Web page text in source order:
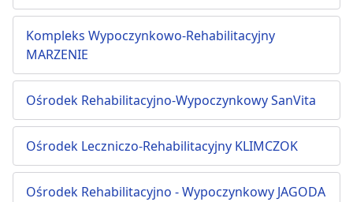
Kompleks Wypoczynkowo-Rehabilitacyjny
MARZENIE
Ośrodek Rehabilitacyjno-Wypoczynkowy SanVita
Ośrodek Leczniczo-Rehabilitacyjny KLIMCZOK
Ośrodek Rehabilitacyjno - Wypoczynkowy JAGODA